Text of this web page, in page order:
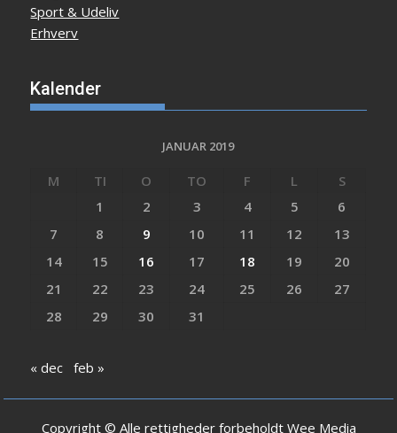
Sport & Udeliv
Erhverv
Kalender
JANUAR 2019
M TI O TO F L
S
1
2 3 4 5
6
7
8 9 10 11 12
13
14
15 16 17 18 19
20
21
22 23 24 25 26
27
28
29 30 31
« dec feb »
Copyright © Alle rettigheder forbeholdt Wee Media